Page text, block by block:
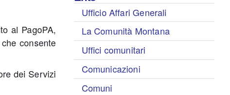
al PagoPA,
consente
dei Servizi
Ufficio Affari Generali
La Comunità Montana
Uffici comunitari
Comunicazioni
Comuni